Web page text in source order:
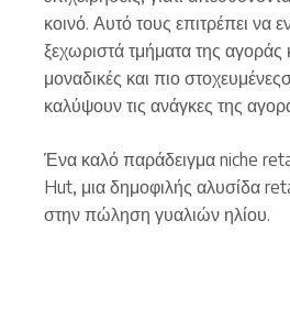
κοινό. Αυτό τους επιτρέπει να
ξεχωριστά τμήματα της
μοναδικές και πιο
καλύψουν τις ανάγκες της
Ένα καλό παράδειγμα niche
Hut, μια δημοφιλής αλυσίδα
στην πώληση γυαλιών ηλίου.